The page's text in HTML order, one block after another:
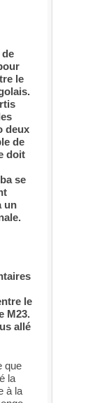
le
deux
de
doit
se
un
le
M23.
allé
que
la
à la